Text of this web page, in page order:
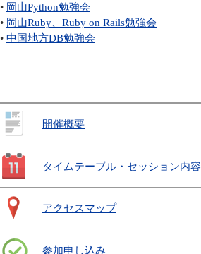
• 岡山Python勉強会
• 岡山Ruby、Ruby on Rails勉強会
• 中国地方DB勉強会
開催概要
タイムテーブル・セッション内容
アクセスマップ
参加申し込み